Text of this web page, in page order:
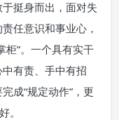
挺身而出，面对失
任意识和事业心，
柜”。一个具有实干
有责、手中有招
成“规定动作”，更
。